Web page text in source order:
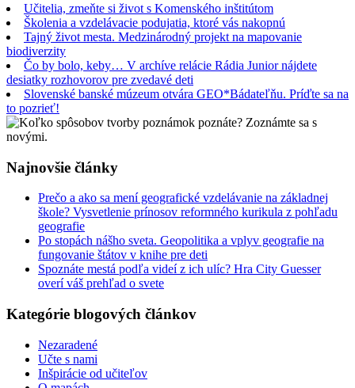
Učitelia, zmeňte si život s Komenského inštitútom
Školenia a vzdelávacie podujatia, ktoré vás nakopnú
Tajný život mesta. Medzinárodný projekt na mapovanie
biodiverzity
Čo by bolo, keby… V archíve relácie Rádia Junior nájdete
desiatky rozhovorov pre zvedavé deti
Slovenské banské múzeum otvára GEO*Bádateľňu. Príďte sa na
to pozrieť!
Najnovšie články
Prečo a ako sa mení geografické vzdelávanie na základnej
škole? Vysvetlenie prínosov reformného kurikula z pohľadu
geografie
Po stopách nášho sveta. Geopolitika a vplyv geografie na
fungovanie štátov v knihe pre deti
Spoznáte mestá podľa videí z ich ulíc? Hra City Guesser
overí váš prehľad o svete
Kategórie blogových článkov
Nezaradené
Učte s nami
Inšpirácie od učiteľov